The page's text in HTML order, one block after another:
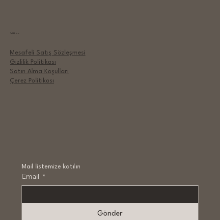
Mesafeli Satış Sözleşmesi
Gizlilik Politikası
Satın Alma Koşulları
Çerez Politikası
Mail listemize katılın
Email *
Gönder